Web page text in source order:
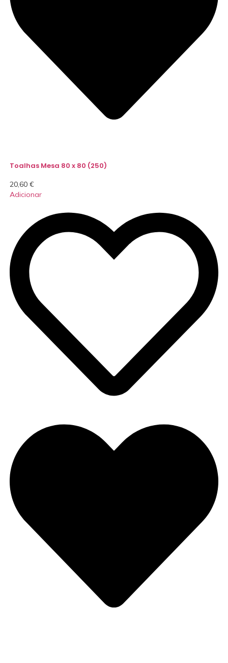
Toalhas Mesa 80 x 80 (250)
20,60 €
Adicionar